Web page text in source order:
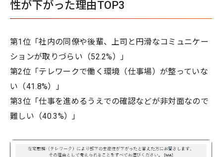
性が下がった理由TOP3
第1位「社内の同僚や後輩、上司と円滑なコミュニケー
ションが取りづらい（52.2%）」
第2位「テレワークで働く環境（仕事場）が整っていな
い（41.8%）」
第3位「仕事を進めるうえでの確認などが非対面なので
難しい（40.3%）」